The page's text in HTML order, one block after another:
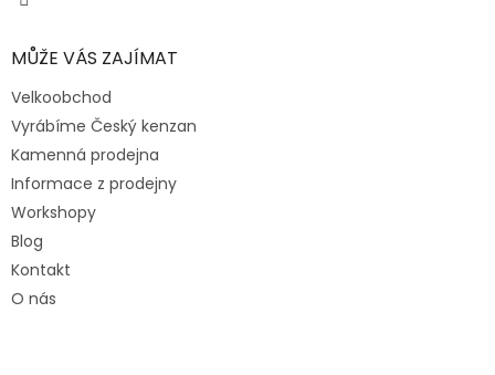
MŮŽE VÁS ZAJÍMAT
Velkoobchod
Vyrábíme Český kenzan
Kamenná prodejna
Informace z prodejny
Workshopy
Blog
Kontakt
O nás